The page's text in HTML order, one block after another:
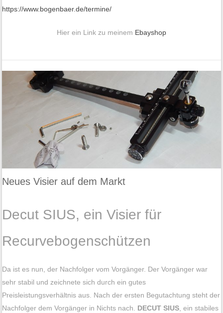
https://www.bogenbaer.de/termine/
Hier ein Link zu meinem Ebayshop
Neues Visier auf dem Markt
Decut SIUS, ein Visier für
Recurvebogenschützen
Da ist es nun, der Nachfolger vom Vorgänger. Der Vorgänger war
sehr stabil und zeichnete sich durch ein gutes
Preisleistungsverhältnis aus. Nach der ersten Begutachtung steht der
Nachfolger dem Vorgänger in Nichts nach. DECUT SIUS , ein stabiles